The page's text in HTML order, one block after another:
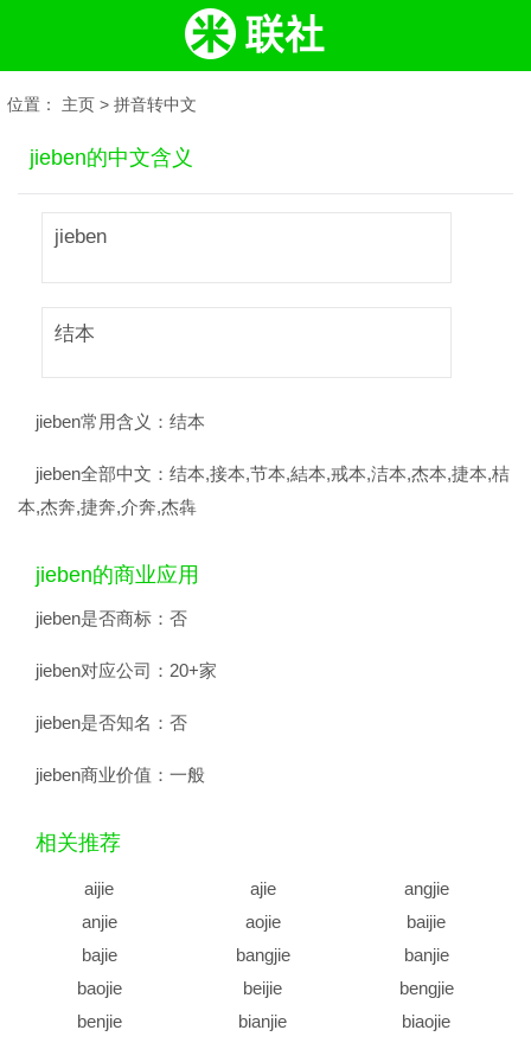
位置： 主页 > 拼音转中文
jieben的中文含义
jieben
结本
jieben常用含义： 结本
jieben全部中文： 结本,接本,节本,結本,戒本,洁本,杰本,捷本,桔
本,杰奔,捷奔,介奔,杰犇
jieben的商业应用
jieben是否商标： 否
jieben对应公司： 20+家
jieben是否知名： 否
jieben商业价值： 一般
相关推荐
aijie ajie
angjie
anjie
aojie
baijie
bajie
bangjie
banjie
baojie
beijie
bengjie
benjie
bianjie
biaojie